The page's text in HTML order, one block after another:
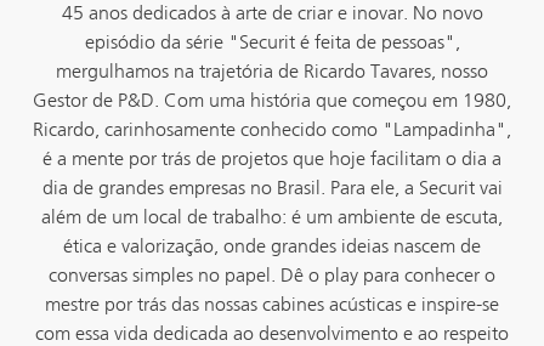
45 anos dedicados à arte de criar e inovar. No novo
episódio da série "Securit é feita de pessoas",
mergulhamos na trajetória de Ricardo Tavares, nosso
Gestor de P&D. Com uma história que começou em 1980,
Ricardo, carinhosamente conhecido como "Lampadinha",
é a mente por trás de projetos que hoje facilitam o dia a
dia de grandes empresas no Brasil. Para ele, a Securit vai
além de um local de trabalho: é um ambiente de escuta,
ética e valorização, onde grandes ideias nascem de
conversas simples no papel. Dê o play para conhecer o
mestre por trás das nossas cabines acústicas e inspire-se
com essa vida dedicada ao desenvolvimento e ao respeito